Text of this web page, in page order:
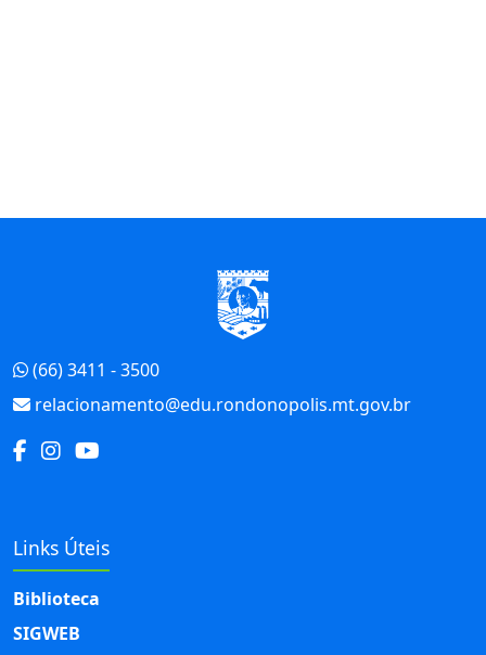
(66) 3411 - 3500
relacionamento@edu.rondonopolis.mt.gov.br
Links Úteis
Biblioteca
SIGWEB